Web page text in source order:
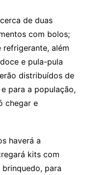
de duas
com bolos;
além
e pula-pula
distribuídos de
para a população,
chegar e
haverá a
kits com
para